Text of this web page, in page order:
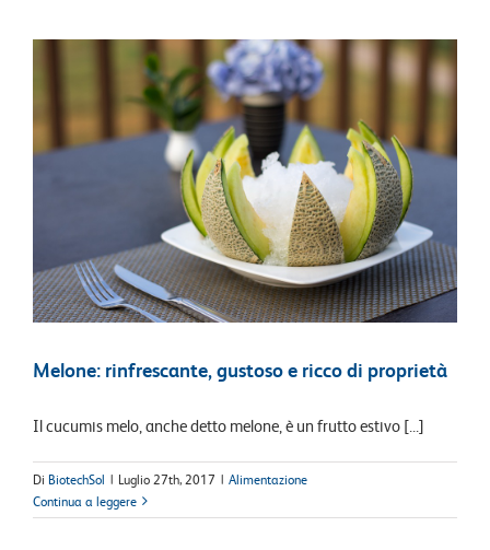
Melone: rinfrescante, gustoso e ricco di proprietà
Il cucumis melo, anche detto melone, è un frutto estivo [...]
Di BiotechSol | Luglio 27th, 2017 | Alimentazione
Continua a leggere